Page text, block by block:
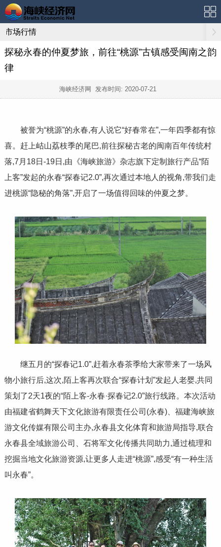
市场行情
探秘永春的仲夏梦旅，前往“桃源”古镇感受闽南之韵
律
海峡经济网 发布时间: 2020-07-21
被誉为“桃源”的永春,有人说它“好春常在”,一年四季都有惊
喜。赶上岵山荔枝季的尾巴,前往探秘古老的闽南百年传统村
落,7月18日-19日,由《海峡旅游》杂志旗下定制旅行产品“陌
上客”发起的永春“探春记2.0”,再次通过本地人的视角,带我们走
进桃源“隐秘的角落”,开启了一场值得回味的仲夏之梦。
继五月的“探春记1.0”,赶着永春茶季给大家带来了一场风
物小旅行后,这次,陌上客再次联合“探春计划”发起人老婴,共同
策划了2天1夜的“陌上客-永春·探春记2.0”旅行线路。本次活动
由福建省鹤舞天下文化旅游有限责任公司(永春)、福建海峡旅
游文化传媒有限公司主办,永春县文化体育和旅游局指导,联合
永春县全域旅游公司、石将军文化传播共同助力,通过梳理和
挖掘当地文化旅游资源,让更多人走进“桃源”,感受“有一种生活
叫永春”。